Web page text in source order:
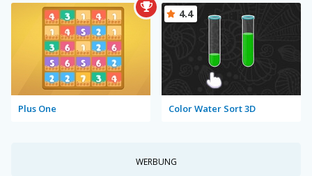
Plus One Color Water Sort 3D
4.4
WERBUNG